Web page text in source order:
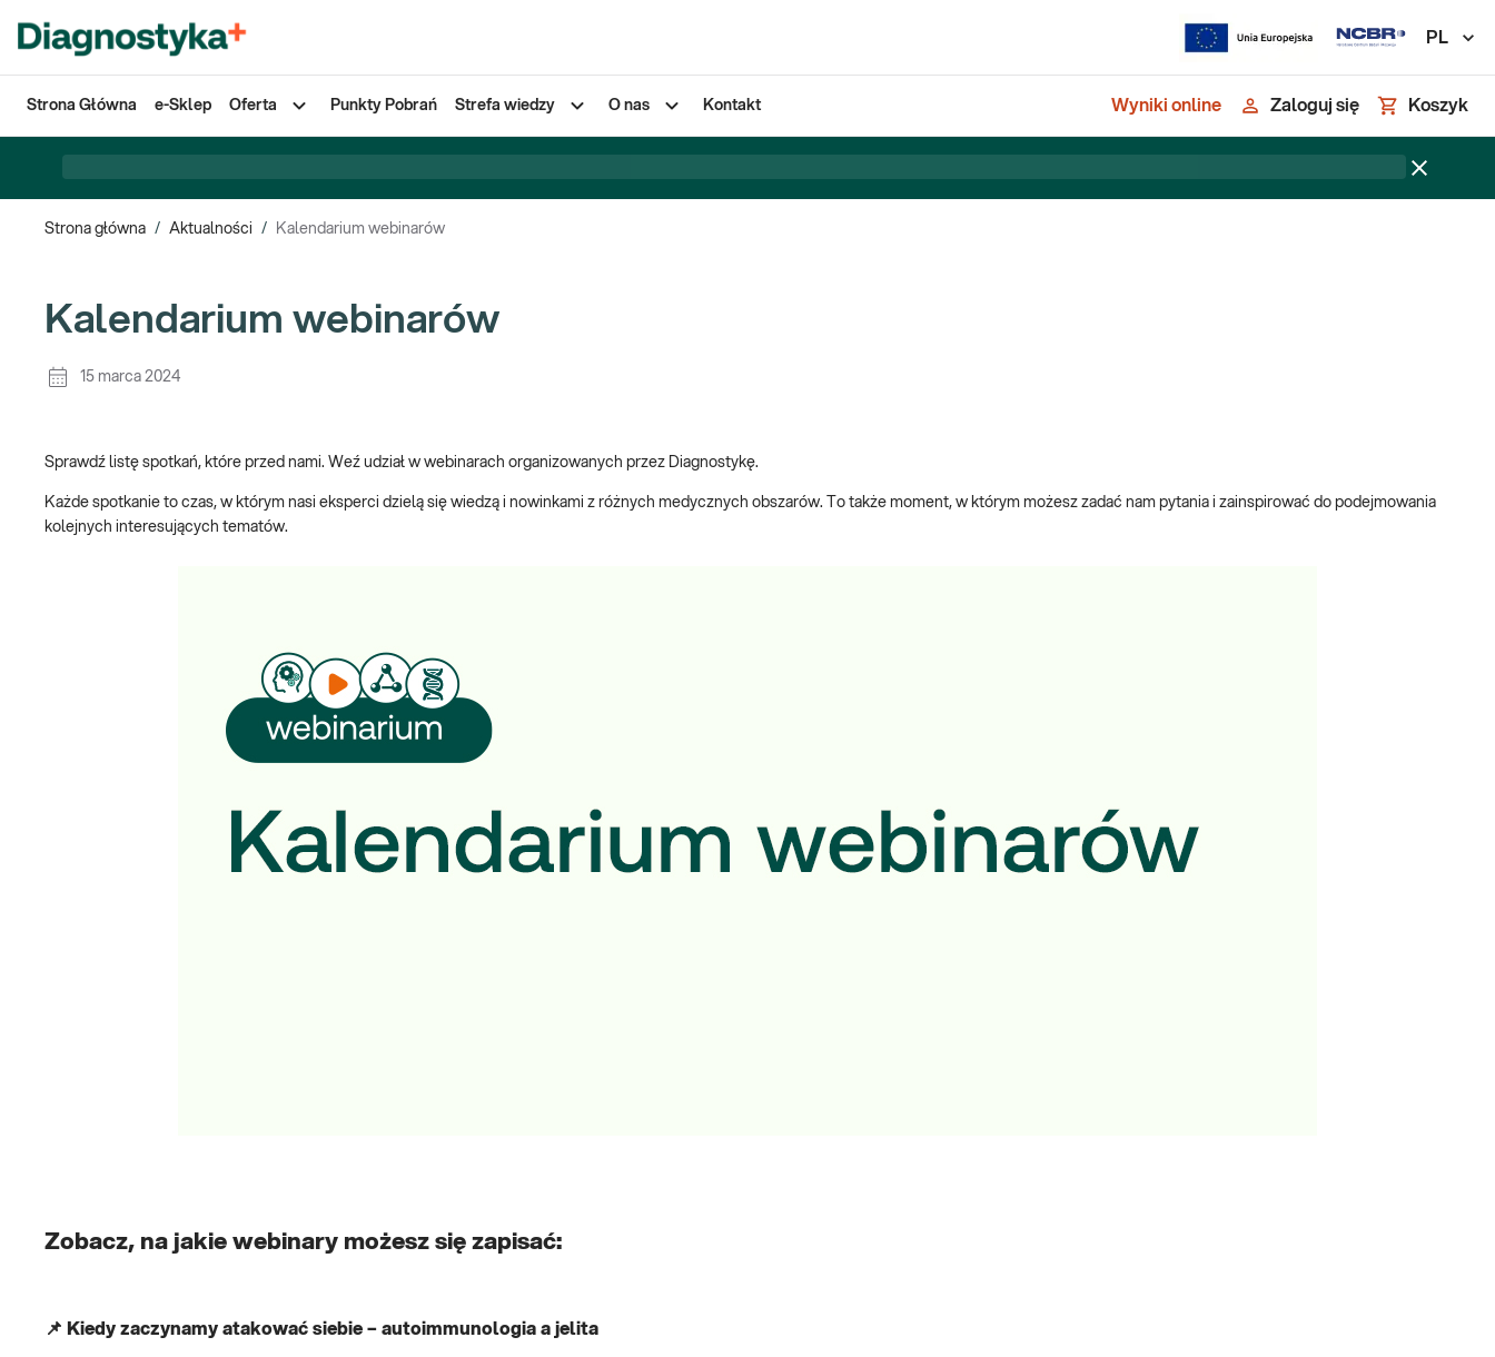
PL
Strona Główna e-Sklep Oferta Punkty Pobrań Strefa wiedzy O nas Kontakt Wyniki online Zaloguj się Koszyk
Strona główna / Aktualności / Kalendarium webinarów
Kalendarium webinarów
15 marca 2024
Sprawdź listę spotkań, które przed nami. Weź udział w webinarach organizowanych przez Diagnostykę.
Każde spotkanie to czas, w którym nasi eksperci dzielą się wiedzą i nowinkami z różnych medycznych obszarów. To także moment, w którym możesz zadać nam pytania i zainspirować do podejmowania
kolejnych interesujących tematów.
Zobacz, na jakie webinary możesz się zapisać:
📌 Kiedy zaczynamy atakować siebie – autoimmunologia a jelita